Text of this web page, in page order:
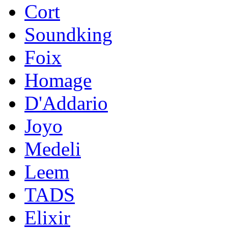
Cort
Soundking
Foix
Homage
D'Addario
Joyo
Medeli
Leem
TADS
Elixir